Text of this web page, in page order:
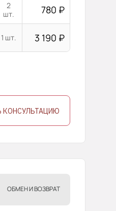
2
шт.
780 ₽
1 шт. 3 190 ₽
КОНСУЛЬТАЦИЮ
ОБМЕН И ВОЗВРАТ